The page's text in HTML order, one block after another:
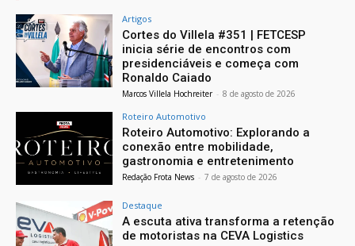
Artigos
Cortes do Villela #351 | FETCESP
inicia série de encontros com
presidenciáveis e começa com
Ronaldo Caiado
Marcos Villela Hochreiter - 8 de agosto de 2026
Roteiro Automotivo
Roteiro Automotivo: Explorando a
conexão entre mobilidade,
gastronomia e entretenimento
Redação Frota News - 7 de agosto de 2026
Destaque
A escuta ativa transforma a retenção
de motoristas na CEVA Logistics